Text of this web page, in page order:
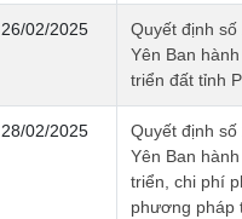
26/02/2025
Quyết định
Yên Ban
triển đất tỉnh
28/02/2025
Quyết định
Yên Ban
triển, chi phí
phương pháp